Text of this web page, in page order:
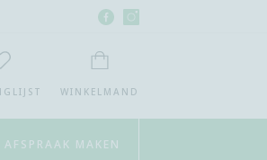
Facebook
Ortho4you
Instagram
Ortho4you
WINKELMAND
AFSPRAAK MAKEN